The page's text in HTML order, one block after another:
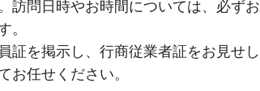
訪問日時やお時間については、必ずお
。
証を掲示し、行商従業者証をお見せし
お任せください。